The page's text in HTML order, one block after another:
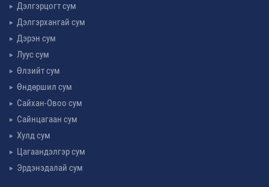
Дэлгэрцогт сум
Дэлгэрхангай сум
Дэрэн сум
Луус сум
Өлзийт сум
Өндөршил сум
Сайхан-Овоо сум
Сайнцагаан сум
Хулд сум
Цагаандэлгэр сум
Эрдэнэдалай сум